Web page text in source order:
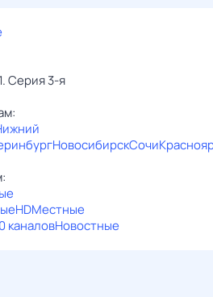
Серия 3-я
НовосибирскСочи
HDМестные
каналовНовостные